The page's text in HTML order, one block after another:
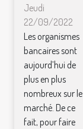
Jeudi
22/09/2022
Les organismes
bancaires sont
aujourd’hui de
plus en plus
nombreux sur le
marché. De ce
fait, pour faire